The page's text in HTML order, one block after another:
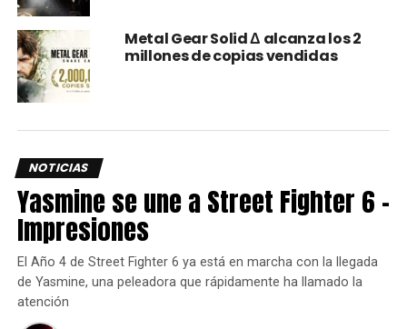
Latinoamérica superó las expectativas:
“gamescom latam demostró, una vez más, la importancia
y grandeza de la industria del gaming en el continente. “
“El gran éxito de la
primera gamescom en
América Latina habla de la
fortaleza de la marca
global. La gamescom tiene
un alcance impresionante
en todo el mundo”
Metal Gear Solid Δ alcanza los 2
millones de copias vendidas
NOTICIAS
Yasmine se une a Street Fighter 6 –
Impresiones
El Año 4 de Street Fighter 6 ya está en marcha con la llegada
de Yasmine, una peleadora que rápidamente ha llamado la
atención